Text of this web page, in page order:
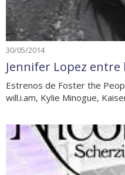
30/05/2014
Jennifer Lopez entre
Estrenos de Foster the
will.i.am, Kylie Minogue,